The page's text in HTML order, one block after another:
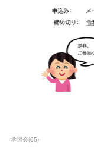
学習会(65)